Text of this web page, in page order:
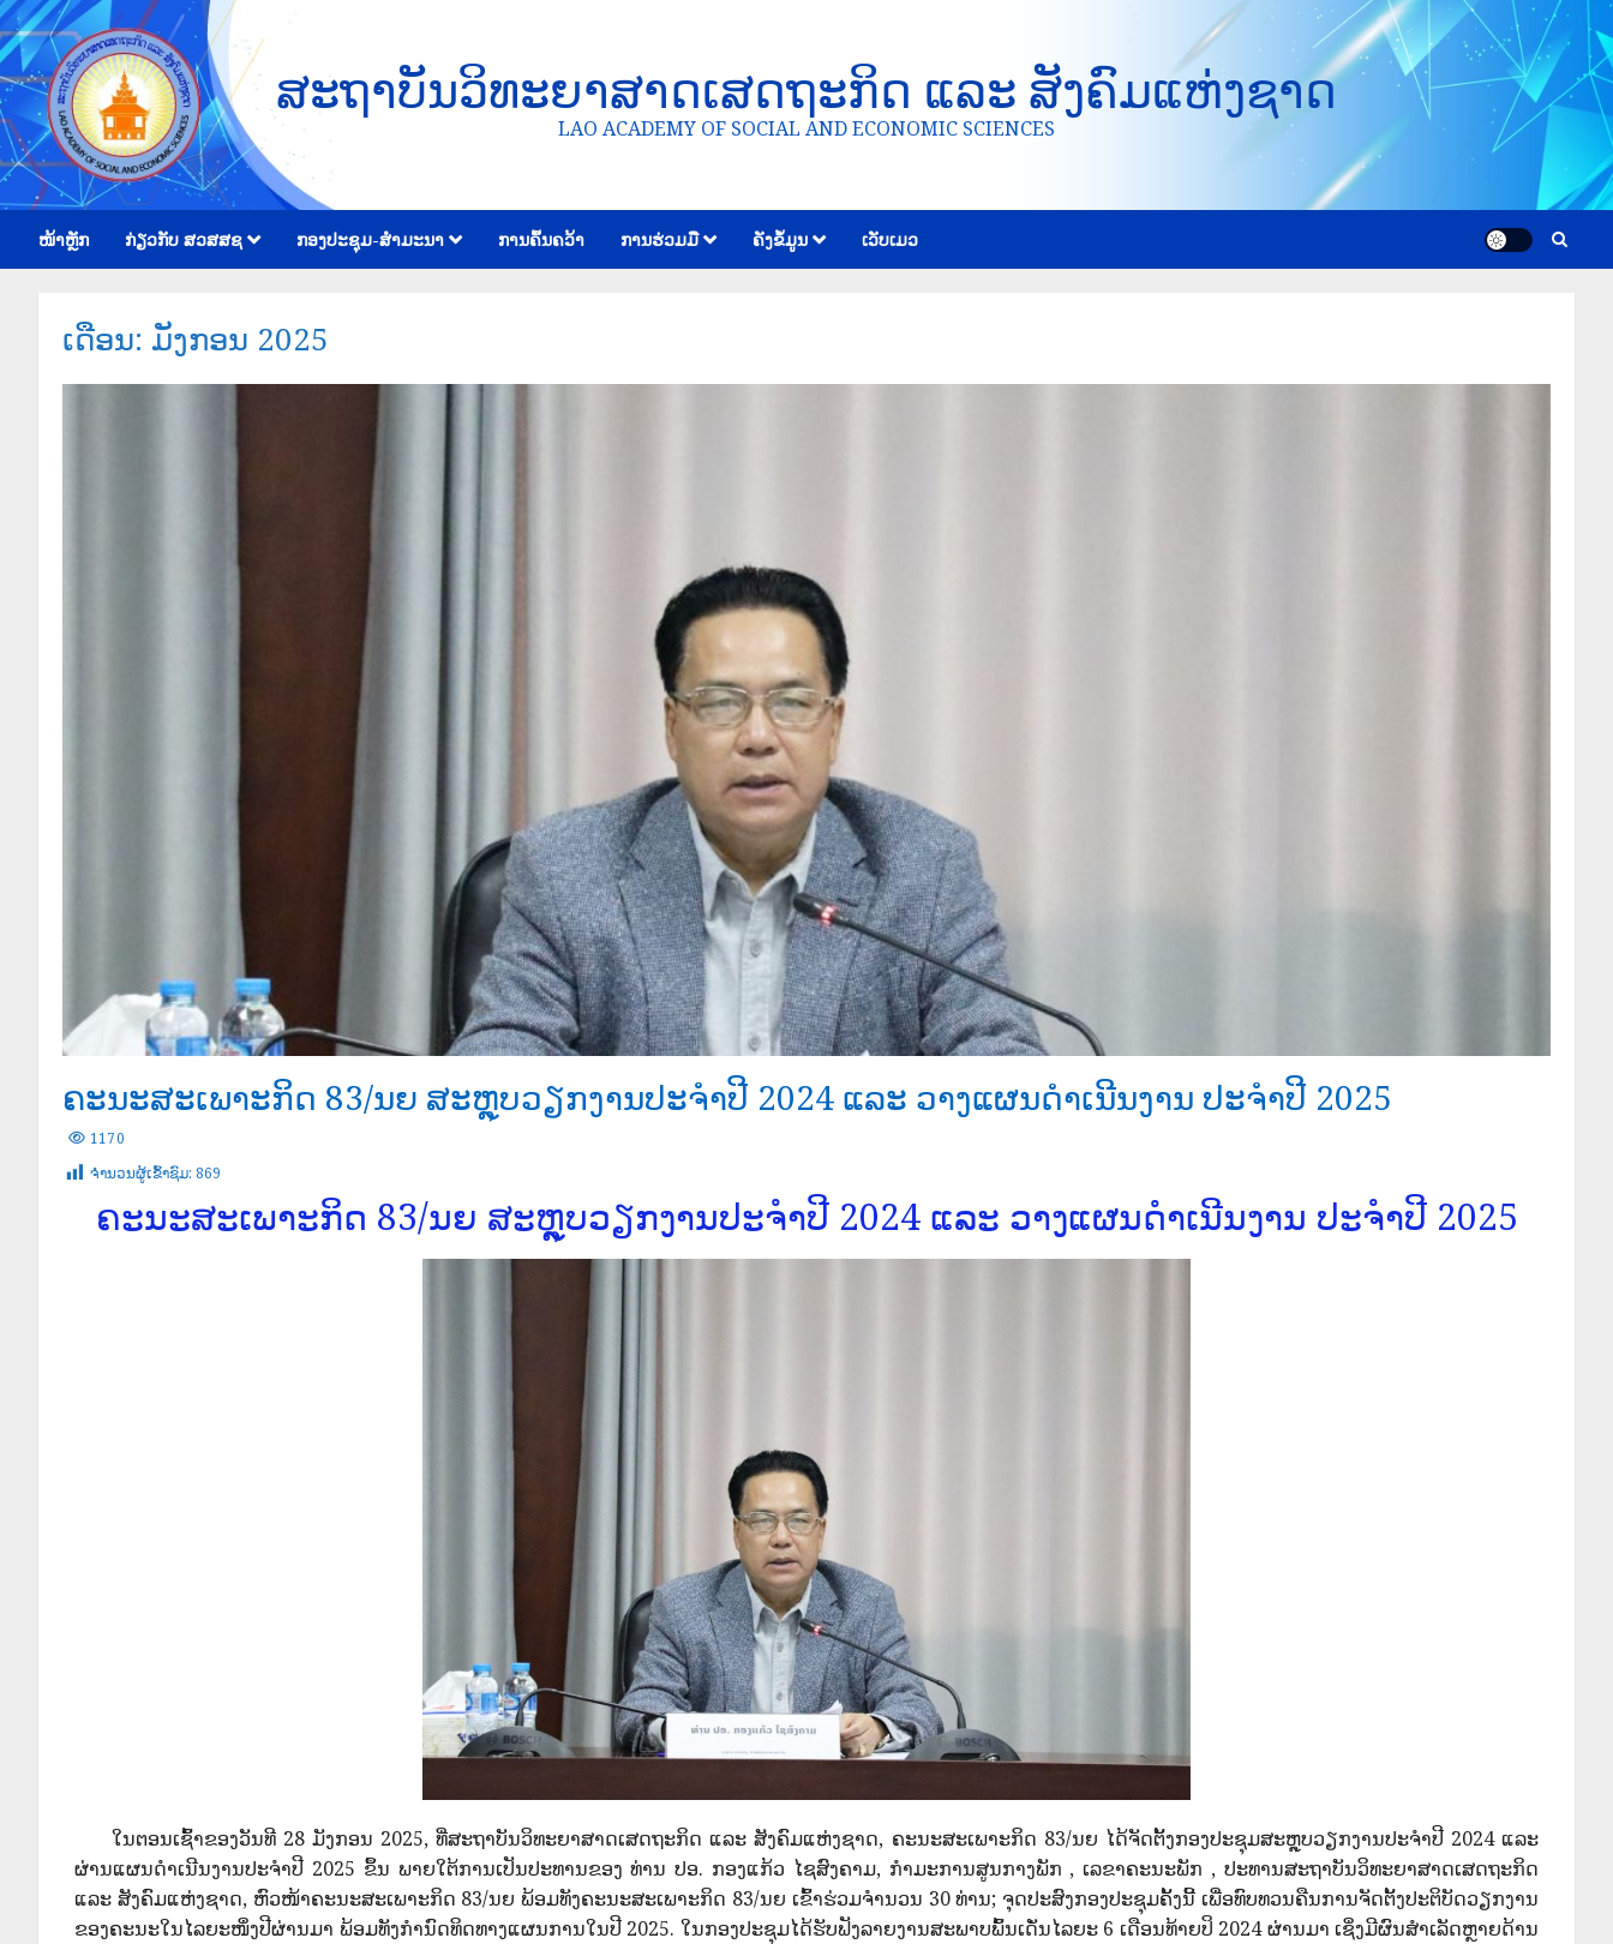
ສະຖາບັນວິທະຍາສາດເສດຖະກິດ ແລະ ສັງຄົມແຫ່ງຊາດ
LAO ACADEMY OF SOCIAL AND ECONOMIC SCIENCES
ໜ້າຫຼັກ ກ່ຽວກັບ ສວສສຊ ກອງປະຊຸມ-ສຳມະນາ ການຄົ້ນຄວ້າ ການຮ່ວມມື ຄັງຂໍ້ມູນ ເວັບເມວ
ເດືອນ: ມັງກອນ 2025
ຄະນະສະເພາະກິດ 83/ນຍ ສະຫຼຸບວຽກງານປະຈຳປີ 2024 ແລະ ວາງແຜນດໍາເນີນງານ ປະຈຳປີ 2025
1170
ຈໍານວນຜູ້ເຂົ້າຊົມ: 869
ຄະນະສະເພາະກິດ 83/ນຍ ສະຫຼຸບວຽກງານປະຈຳປີ 2024 ແລະ ວາງແຜນດໍາເນີນງານ ປະຈຳປີ 2025
ໃນຕອນເຊົ້າຂອງວັນທີ 28 ມັງກອນ 2025, ທີ່ສະຖາບັນວິທະຍາສາດເສດຖະກິດ ແລະ ສັງຄົມແຫ່ງຊາດ, ຄະນະສະເພາະກິດ 83/ນຍ ໄດ້ຈັດຕັ້ງກອງປະຊຸມສະຫຼຸບວຽກງານປະຈຳປີ 2024 ແລະ
ຜ່ານແຜນດໍາເນີນງານປະຈຳປີ 2025 ຂຶ້ນ ພາຍໃຕ້ການເປັນປະທານຂອງ ທ່ານ ປອ. ກອງແກ້ວ ໄຊສົງຄາມ, ກໍາມະການສູນກາງພັກ , ເລຂາຄະນະພັກ , ປະທານສະຖາບັນວິທະຍາສາດເສດຖະກິດ
ແລະ ສັງຄົມແຫ່ງຊາດ, ຫົວໜ້າຄະນະສະເພາະກິດ 83/ນຍ ພ້ອມທັງຄະນະສະເພາະກິດ 83/ນຍ ເຂົ້າຮ່ວມຈໍານວນ 30 ທ່ານ; ຈຸດປະສົງກອງປະຊຸມຄັ້ງນີ້ ເພື່ອທົບທວນຄືນການຈັດຕັ້ງປະຕິບັດວຽກງານ
ຂອງຄະນະໃນໄລຍະໜຶ່ງປີຜ່ານມາ ພ້ອມທັງກຳນົດທິດທາງແຜນການໃນປີ 2025. ໃນກອງປະຊຸມໄດ້ຮັບຟັງລາຍງານສະພາບພົ້ນເດັ່ນໄລຍະ 6 ເດືອນທ້າຍປິ 2024 ຜ່ານມາ ເຊິ່ງມີຜົນສໍາເລັດຫຼາຍດ້ານ